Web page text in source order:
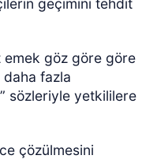
geçimini tehdit
emek göz göre göre
fazla
sözleriyle yetkililere
çözülmesini